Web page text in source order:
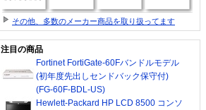
その他、多数のメーカー商品を取り扱ってます
注目の商品
Fortinet FortiGate-60Fバンドルモデル
(初年度先出しセンドバック保守付)
(FG-60F-BDL-US)
Hewlett-Packard HP LCD 8500 コンソ